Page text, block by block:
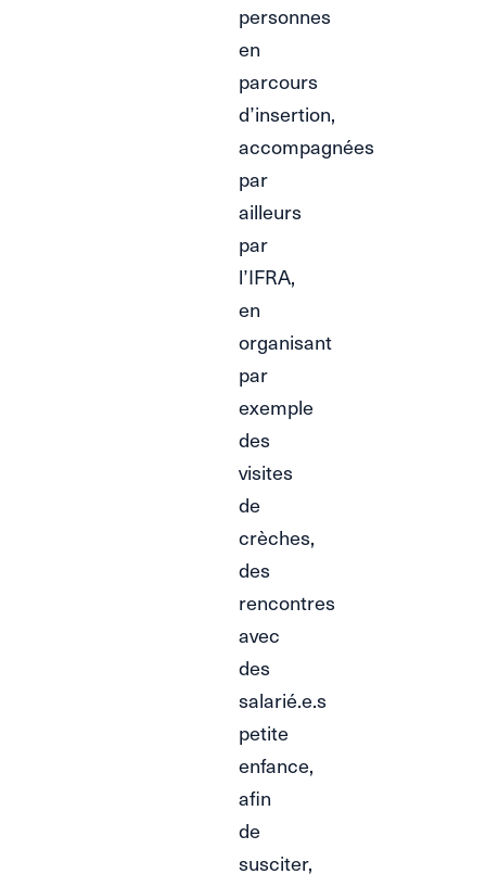
personnes
en
parcours
d’insertion,
accompagnées
par
ailleurs
par
l’IFRA,
en
organisant
par
exemple
des
visites
de
crèches,
des
rencontres
avec
des
salarié.e.s
petite
enfance,
afin
de
susciter,